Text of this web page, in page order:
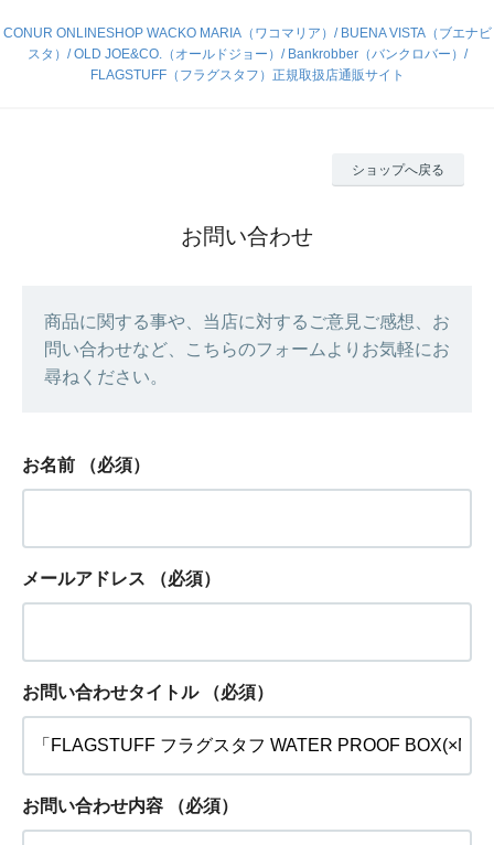
CONUR ONLINESHOP WACKO MARIA（ワコマリア）/ BUENA VISTA（ブエナビ
スタ）/ OLD JOE&CO.（オールドジョー）/ Bankrobber（バンクロバー）/
FLAGSTUFF（フラグスタフ）正規取扱店通販サイト
ショップへ戻る
お問い合わせ
商品に関する事や、当店に対するご意見ご感想、お
問い合わせなど、こちらのフォームよりお気軽にお
尋ねください。
お名前 （必須）
メールアドレス （必須）
お問い合わせタイトル （必須）
お問い合わせ内容 （必須）